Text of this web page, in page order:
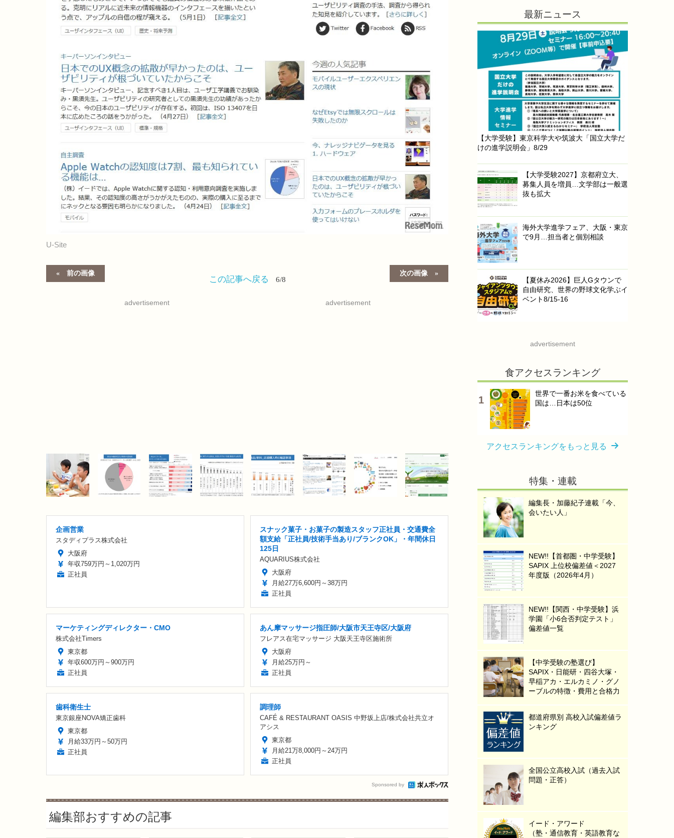
U-Site
前の画像 次の画像
この記事へ戻る 6/8
advertisement advertisement
企画営業
スタディプラス株式会社
大阪府
年収759万円～1,020万円
正社員
スナック菓子・お菓子の製造スタッフ正社員・交通費全
額支給「正社員/技術手当あり/ブランクOK」・年間休日
125日
AQUARIUS株式会社
大阪府
月給27万6,600円～38万円
正社員
マーケティングディレクター・CMO
株式会社Timers
東京都
年収600万円～900万円
正社員
あん摩マッサージ指圧師/大阪市天王寺区/大阪府
フレアス在宅マッサージ 大阪天王寺区施術所
大阪府
月給25万円～
正社員
歯科衛生士
東京銀座NOVA矯正歯科
東京都
月給33万円～50万円
正社員
調理師
CAFÉ & RESTAURANT OASIS 中野坂上店/株式会社共立オ
アシス
東京都
月給21万8,000円～24万円
正社員
Sponsored by
編集部おすすめの記事
最新ニュース
【大学受験】東京科学大や筑波大「国立大学だ
けの進学説明会」8/29
【大学受験2027】京都府立大、
募集人員を増員…文学部は一般選
抜も拡大
海外大学進学フェア、大阪・東京
で9月…担当者と個別相談
【夏休み2026】巨人Gタウンで
自由研究、世界の野球文化学ぶイ
ベント8/15-16
advertisement
食アクセスランキング
世界で一番お米を食べている
国は…日本は50位
アクセスランキングをもっと見る
特集・連載
編集長・加藤紀子連載「今、
会いたい人」
NEW!!【首都圏・中学受験】
SAPIX 上位校偏差値＜2027
年度版（2026年4月）
NEW!!【関西・中学受験】浜
学園「小6合否判定テスト」
偏差値一覧
【中学受験の塾選び】
SAPIX・日能研・四谷大塚・
早稲アカ・エルカミノ・グノ
ーブルの特徴・費用と合格力
都道府県別 高校入試偏差値ラ
ンキング
全国公立高校入試（過去入試
問題・正答）
イード・アワード
（塾・通信教育・英語教育な